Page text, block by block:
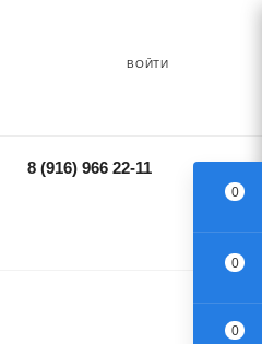
ВОЙТИ
8 (916) 966 22-11
0
0
0